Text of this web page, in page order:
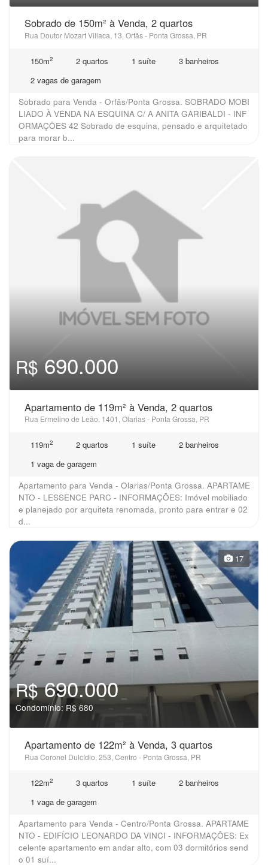
Sobrado de 150m² à Venda, 2 quartos
Rua Doutor Mozart Villaca, 13, Orfãs - Ponta Grossa, PR
150m2 2 quartos 1 suíte
3 banheiros
2 vagas de garagem
Sobrado para Venda - Orfãs/Ponta Grossa. SOBRADO MOBI
LIADO À VENDA NA ESQUINA C/ A ANITA GARIBALDI - INF
ORMAÇÕES 42 Sobrado de esquina, pensado e arquitetado
para morar b...
R$690.000
Apartamento de 119m² à Venda, 2 quartos
Rua Ermelino de Leão, 1401, Olarias - Ponta Grossa, PR
119m2 2 quartos 1 suíte
2 banheiros
1 vaga de garagem
Apartamento para Venda - Olarias/Ponta Grossa. APARTAME
NTO - LESSENCE PARC - INFORMAÇÕES: Imóvel mobiliado
e planejado por arquiteta renomada, pronto para entrar e 02
d...
17
R$690.000
Condomínio: R$ 680
Apartamento de 122m² à Venda, 3 quartos
Rua Coronel Dulcídio, 253, Centro - Ponta Grossa, PR
122m2 3 quartos 1 suíte
2 banheiros
1 vaga de garagem
Apartamento para Venda - Centro/Ponta Grossa. APARTAME
NTO - EDIFÍCIO LEONARDO DA VINCI - INFORMAÇÕES: Ex
celente apartamento em andar alto, com 03 dormitórios send
o 01 suí...